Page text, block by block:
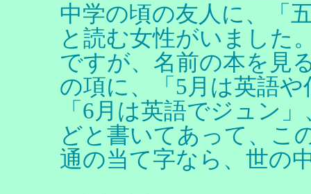
中学の頃の友人に、「
と読む女性がいました
ですが、名前の本を見
の項に、「5月は英語
「6月は英語でジュン
どと書いてあって、こ
通の当て字なら、世の